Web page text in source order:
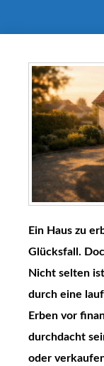
Ein Haus zu
Glücksfall.
Nicht selten
durch eine
Erben vor
durchdacht
oder